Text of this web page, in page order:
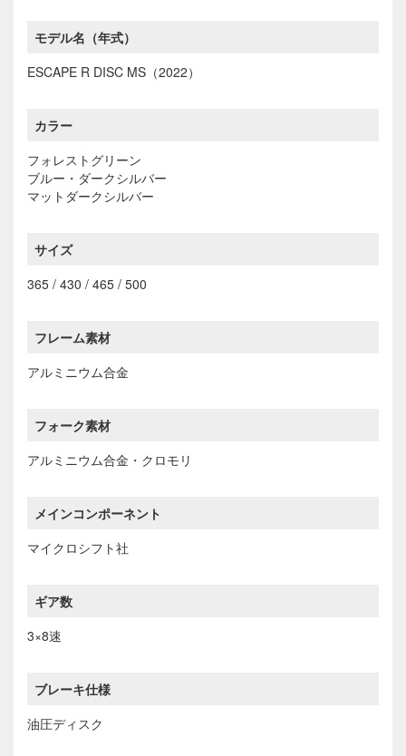
モデル名（年式）
ESCAPE R DISC MS（2022）
カラー
フォレストグリーン
ブルー・ダークシルバー
マットダークシルバー
サイズ
365 / 430 / 465 / 500
フレーム素材
アルミニウム合金
フォーク素材
アルミニウム合金・クロモリ
メインコンポーネント
マイクロシフト社
ギア数
3×8速
ブレーキ仕様
油圧ディスク